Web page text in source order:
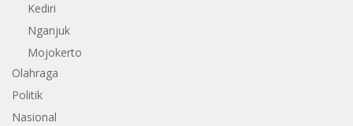
Kediri
Nganjuk
Mojokerto
Olahraga
Politik
Nasional